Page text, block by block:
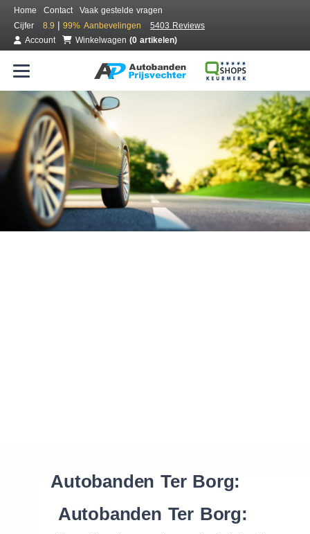
Home Contact
Vaak gestelde vragen
Cijfer
8.9 | 99% Aanbevelingen
5403 Reviews
Account
Winkelwagen (0 artikelen)
Bestel voordelig banden online
Gratis bezorgd of montage bij jou in de buurt
Seizoen:
Merken:
Autobanden Ter Borg:
Autobanden Ter Borg: